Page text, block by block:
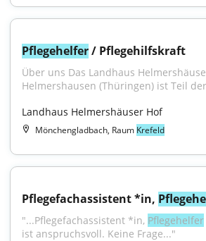
Pflegehelfer / Pflegehilfskraft
Über uns Das Landhaus
Helmershausen (Thüringen) ist Teil
Landhaus Helmershäuser Hof
Mönchengladbach, Raum Krefeld
Pflegefachassistent *in,
"...Pflegefachassistent *in, Pflegehelfer
ist anspruchsvoll. Keine Frage..."